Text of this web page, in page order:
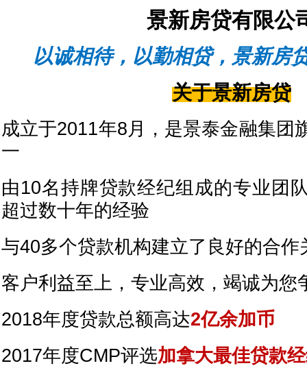
景新房贷有限公
以诚相待，以勤相贷，景新房
关于景新房贷
成立于2011年8月，是景泰金融集团
一
由10名持牌贷款经纪组成的专业团
超过数十年的经验
与40多个贷款机构建立了良好的合作
客户利益至上，专业高效，竭诚为您
2018年度贷款总额高达2亿余加币
2017年度CMP评选加拿大最佳贷款